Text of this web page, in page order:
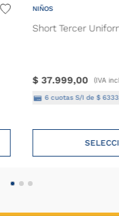
NIÑOS
Short Tercer
$ 37.999,00 (IVA
6cuotas S/I de $ 6333